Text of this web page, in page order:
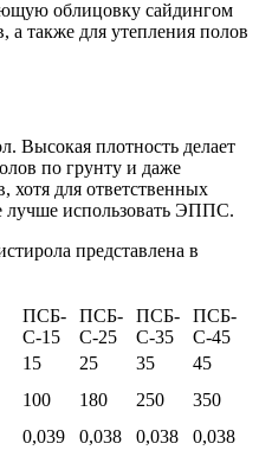
облицовку сайдингом
а также для утепления полов
Высокая плотность делает
по грунту и даже
хотя для ответственных
лучше использовать ЭППС.
представлена в
ПСБ-
С-15
ПСБ-
С-25
ПСБ-
С-35
ПСБ-
С-45
15 25 35
45
100 180 250
350
0,039 0,038 0,038
0,038